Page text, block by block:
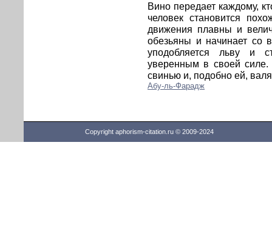
Вино передает каждому,
человек становится
движения плавны и
обезьяны и начинает со
уподобляется льву и
уверенным в своей
свинью и, подобно ей,
Абу-ль-Фарадж
Copyright aphorism-citation.ru © 2009-2024